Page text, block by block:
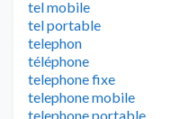
tel mobile
tel portable
telephon
téléphone
telephone fixe
telephone mobile
telephone portable